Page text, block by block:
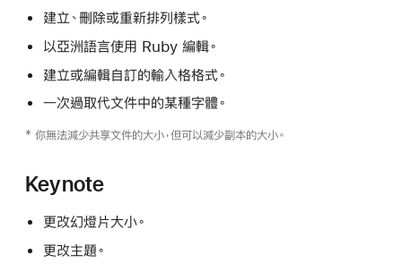
建立、刪除或重新排列樣式。
以亞洲語言使用 Ruby 編輯。
建立或編輯自訂的輸入格格式。
一次過取代文件中的某種字體。
* 你無法減少共享文件的大小，但可以減少副本的大小。
Keynote
更改幻燈片大小。
更改主題。